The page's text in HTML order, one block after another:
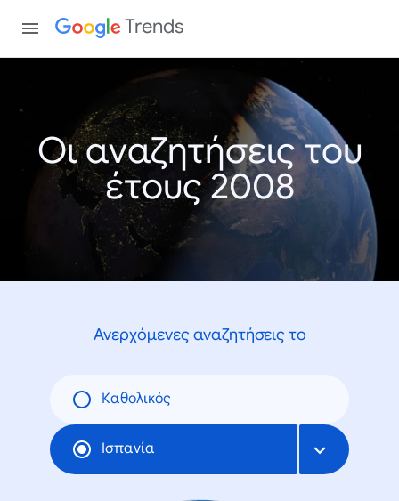
Trends
Οι αναζητήσεις του
έτους 2008
Ανερχόμενες αναζητήσεις το
Καθολικός
Ισπανία